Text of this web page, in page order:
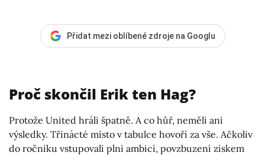
Přidat mezi oblíbené zdroje na Googlu
Proč skončil Erik ten Hag?
Protože United hráli špatně. A co hůř, neměli ani
výsledky. Třinácté místo v tabulce hovoří za vše. Ačkoliv
do ročníku vstupovali plni ambicí, povzbuzeni ziskem